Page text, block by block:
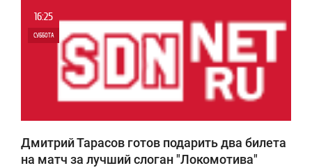
16:25
СУББОТА
Дмитрий Тарасов готов подарить два билета
на матч за лучший слоган "Локомотива"